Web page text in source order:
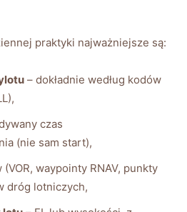
praktyki najważniejsze są:
– dokładnie według kodów
czas
(nie sam start),
waypointy RNAV, punkty
dróg lotniczych,